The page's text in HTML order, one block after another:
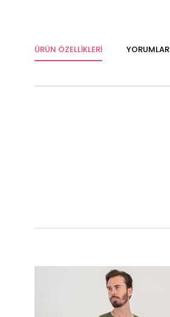
ÜRÜN ÖZELLIKLERI YORUMLAR